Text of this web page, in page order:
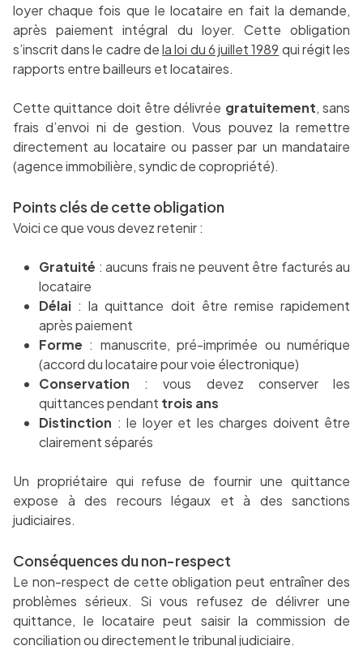
loyer chaque fois que le locataire en fait la demande,
après paiement intégral du loyer. Cette obligation
s’inscrit dans le cadre dela loi du 6 juillet 1989 qui régit les
rapports entre bailleurs et locataires.
Cette quittance doit être délivrée gratuitement, sans
frais d’envoi ni de gestion. Vous pouvez la remettre
directement au locataire ou passer par un mandataire
(agence immobilière, syndic de copropriété).
Points clés de cette obligation
Voici ce que vous devez retenir :
Gratuité : aucuns frais ne peuvent être facturés au
locataire
Délai : la quittance doit être remise rapidement
après paiement
Forme : manuscrite, pré-imprimée ou numérique
(accord du locataire pour voie électronique)
Conservation : vous devez conserver les
quittances pendant trois ans
Distinction : le loyer et les charges doivent être
clairement séparés
Un propriétaire qui refuse de fournir une quittance
expose à des recours légaux et à des sanctions
judiciaires.
Conséquences du non-respect
Le non-respect de cette obligation peut entraîner des
problèmes sérieux. Si vous refusez de délivrer une
quittance, le locataire peut saisir la commission de
conciliation ou directement le tribunal judiciaire.